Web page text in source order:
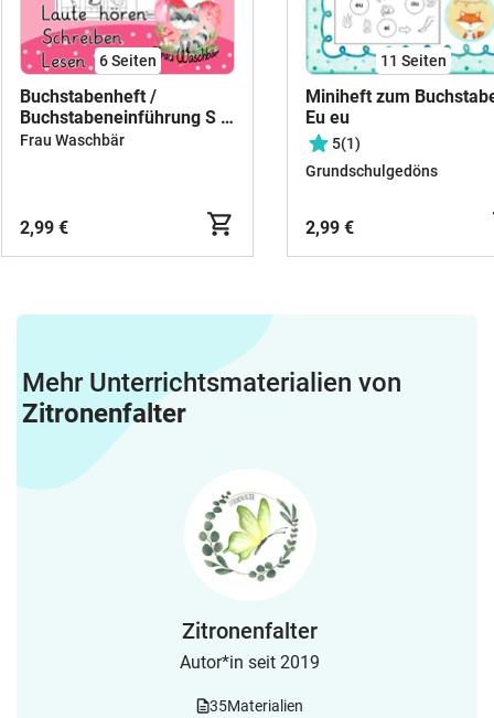
6Seiten
Buchstabenheft /
Buchstabeneinführung S -
Grundschrift
Frau Waschbär
2,99 €
11 Seiten
Miniheft zum
Eu eu
5(1)
Grundschulgedöns
2,99 €
Mehr Unterrichtsmaterialien von
Zitronenfalter
Zitronenfalter
Autor*in seit 2019
35Materialien